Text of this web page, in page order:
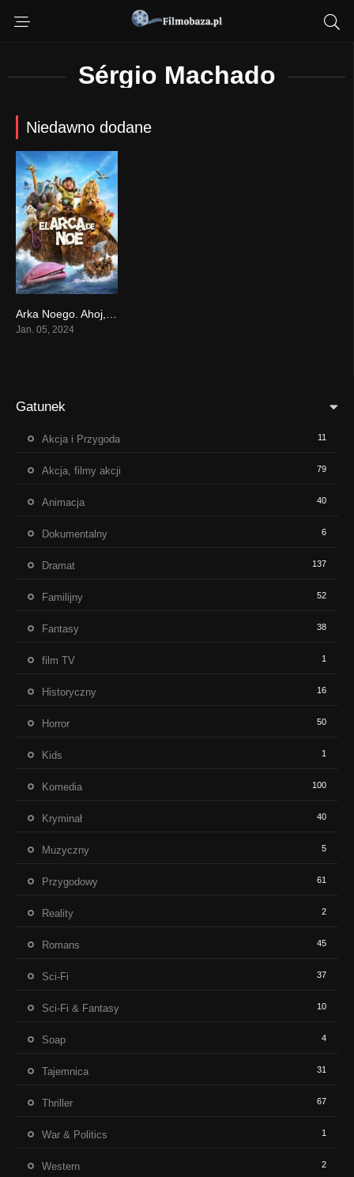
Sérgio Machado
Niedawno dodane
0
Jan. 05, 2024
Gatunek
Akcja i Przygoda 11
Akcja, filmy akcji 79
Animacja 40
Dokumentalny 6
Dramat 137
Familijny 52
Fantasy 38
film TV 1
Historyczny 16
Horror 50
Kids 1
Komedia 100
Kryminał 40
Muzyczny 5
Przygodowy 61
Reality 2
Romans 45
Sci-Fi 37
Sci-Fi & Fantasy 10
Soap 4
Tajemnica 31
Thriller 67
War & Politics 1
Western 2